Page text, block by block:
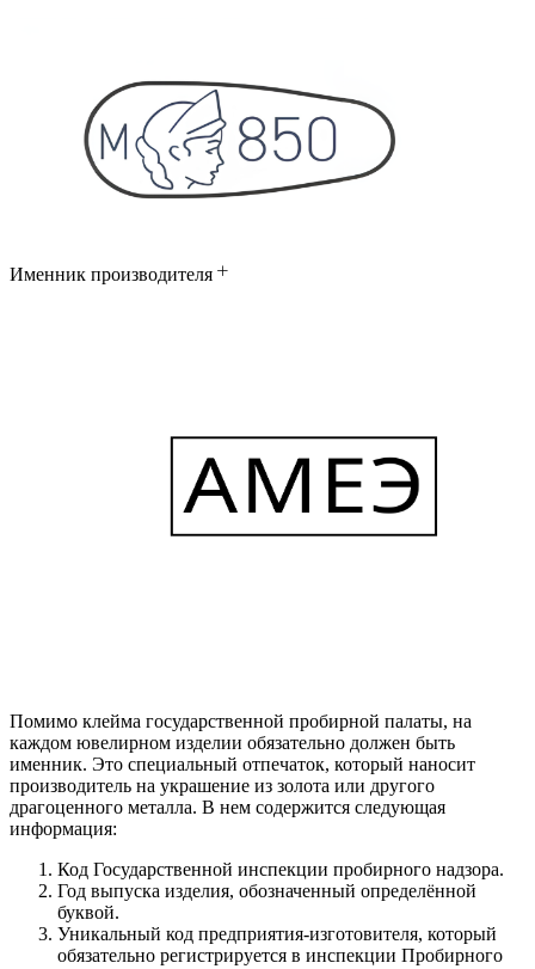
Именник производителя
Помимо клейма государственной пробирной палаты, на
каждом ювелирном изделии обязательно должен быть
именник. Это специальный отпечаток, который наносит
производитель на украшение из золота или другого
драгоценного металла. В нем содержится следующая
информация:
Код Государственной инспекции пробирного надзора.
Год выпуска изделия, обозначенный определённой
буквой.
Уникальный код предприятия-изготовителя, который
обязательно регистрируется в инспекции Пробирного